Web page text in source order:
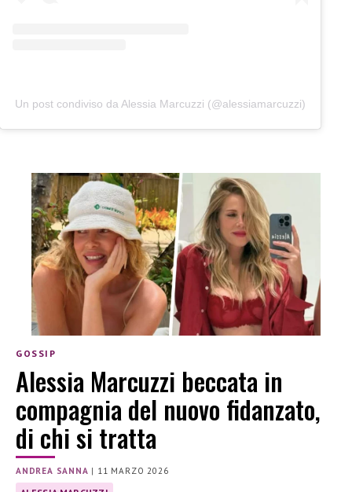
Un post condiviso da Alessia Marcuzzi (@alessiamarcuzzi)
GOSSIP
Alessia Marcuzzi beccata in
compagnia del nuovo fidanzato,
di chi si tratta
ANDREA SANNA | 11 MARZO 2026